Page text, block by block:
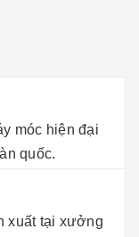
móc hiện đại
quốc.
xuất tại xưởng